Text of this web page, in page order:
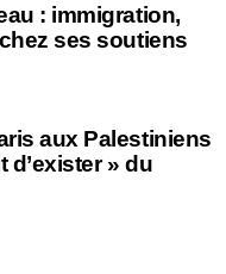
: immigration,
ses soutiens
aux Palestiniens
d’exister » du